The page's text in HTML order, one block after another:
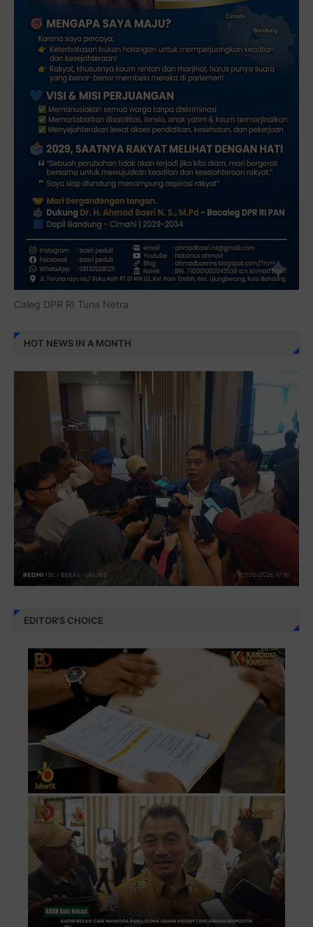
Caleg DPR RI Tuna Netra
HOT NEWS IN A MONTH
EDITOR'S CHOICE